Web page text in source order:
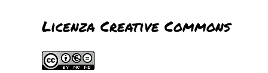
Licenza Creative Commons